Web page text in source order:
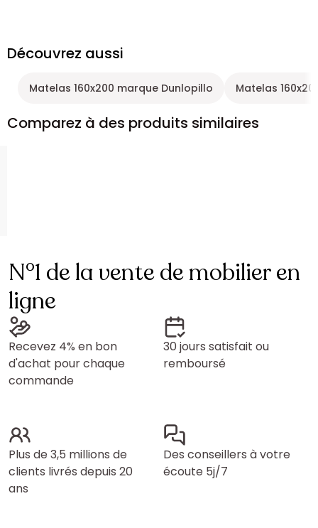
Découvrez aussi
Matelas 160x200 marque Dunlopillo Matelas
Comparez à des produits similaires
N°1 de la vente de mobilier en
ligne
Recevez 4% en bon
d'achat pour chaque
commande
30 jours satisfait ou
remboursé
Plus de 3,5 millions de
clients livrés depuis 20
ans
Des conseillers à votre
écoute 5j/7